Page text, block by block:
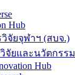
Hub
จัยจุฬาฯ (สบจ.)
จัยและนวัตกรรม
Hub